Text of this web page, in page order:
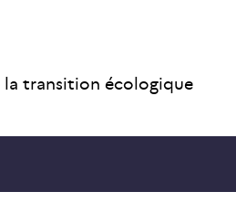
la transition écologique